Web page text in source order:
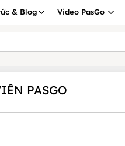
& Blog Video PasGo
PASGO